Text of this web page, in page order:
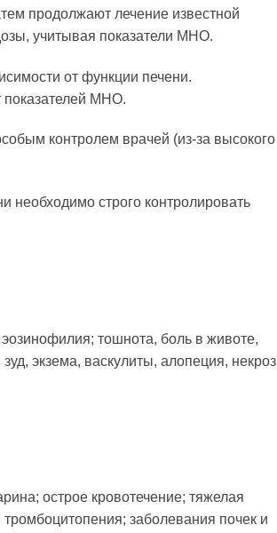
продолжают лечение известной
учитывая показатели МНО.
от функции печени.
показателей МНО.
контролем врачей (из-за высокого
необходимо строго контролировать
тошнота, боль в животе,
экзема, васкулиты, алопеция, некроз
острое кровотечение; тяжелая
тромбоцитопения; заболевания почек и